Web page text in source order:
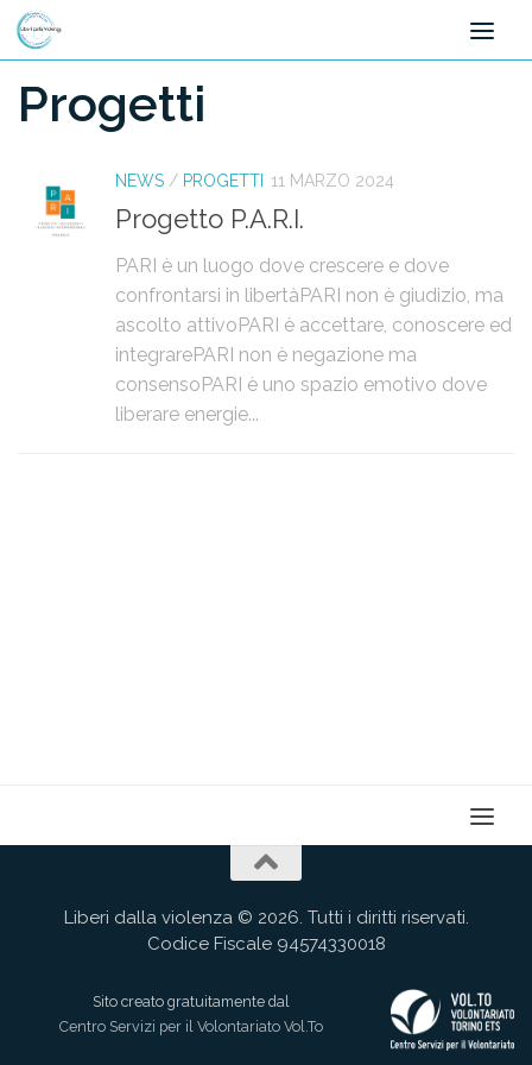
Salta al contenuto
Progetti
NEWS / PROGETTI 11 MARZO 2024
Progetto P.A.R.I.
PARI è un luogo dove crescere e dove
confrontarsi in libertàPARI non è giudizio, ma
ascolto attivoPARI è accettare, conoscere ed
integrarePARI non è negazione ma
consensoPARI è uno spazio emotivo dove
liberare energie...
Liberi dalla violenza © 2026. Tutti i diritti riservati.
Codice Fiscale 94574330018
Sito creato gratuitamente dal
Centro Servizi per il Volontariato Vol.To